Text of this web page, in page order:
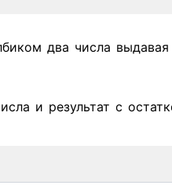
два числа
и результат с